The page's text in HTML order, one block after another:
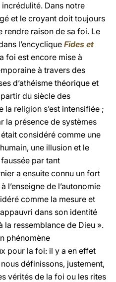
Dans notre
et le croyant doit toujours
rendre raison de sa foi. Le
l’encyclique Fides et
foi est encore mise à
à travers des
d’athéisme théorique et
du siècle des
religion s’est intensifiée ;
la présence de systèmes
considéré comme une
une illusion et le
par tant
a ensuite connu un fort
l’enseigne de l’autonomie
comme la mesure et
dans son identité
la ressemblance de Dieu ».
phénomène
pour la foi: il y a en effet
définissons, justement,
vérités de la foi ou les rites